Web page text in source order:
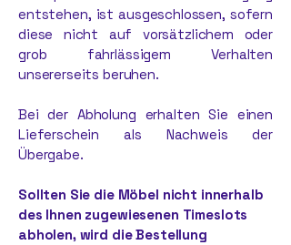
entstehen, ist ausgeschlossen, sofern
diese nicht auf vorsätzlichem oder
grob fahrlässigem Verhalten
unsererseits beruhen.
Bei der Abholung erhalten Sie einen
Lieferschein als Nachweis der
Übergabe.
Sollten Sie die Möbel nicht innerhalb
des Ihnen zugewiesenen Timeslots
abholen, wird die Bestellung